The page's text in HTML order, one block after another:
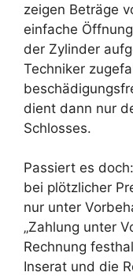
zeigen Beträge
einfache
der Zylinder
Techniker
dient dann nur
Schlosses.
Passiert es
bei plötzlicher
nur unter
„Zahlung unter
Rechnung
Inserat und die